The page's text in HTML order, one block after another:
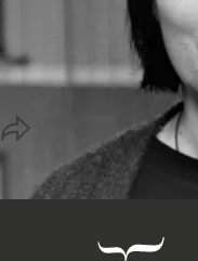
Копировать
ссылку